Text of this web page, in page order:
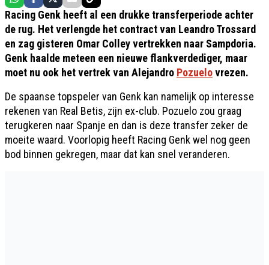
Racing Genk heeft al een drukke transferperiode achter
de rug. Het verlengde het contract van Leandro Trossard
en zag gisteren Omar Colley vertrekken naar Sampdoria.
Genk haalde meteen een nieuwe flankverdediger, maar
moet nu ook het vertrek van Alejandro Pozuelovrezen.
De spaanse topspeler van Genk kan namelijk op interesse
rekenen van Real Betis, zijn ex-club. Pozuelo zou graag
terugkeren naar Spanje en dan is deze transfer zeker de
moeite waard. Voorlopig heeft Racing Genk wel nog geen
bod binnen gekregen, maar dat kan snel veranderen.